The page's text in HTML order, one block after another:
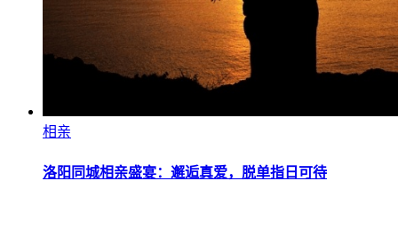
相亲
洛阳同城相亲盛宴：邂逅真爱，脱单指日可待